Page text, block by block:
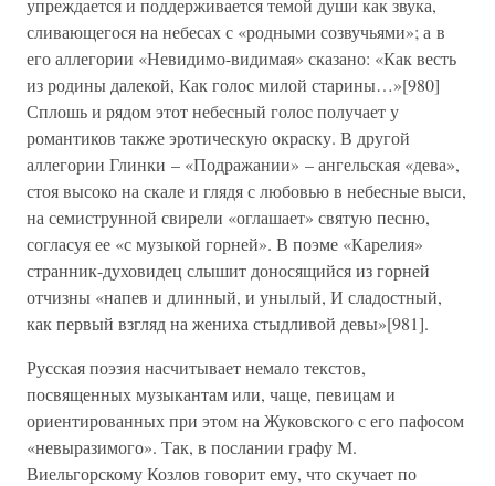
упреждается и поддерживается темой души как звука,
сливающегося на небесах с «родными созвучьями»; а в
его аллегории «Невидимо-видимая» сказано: «Как весть
из родины далекой, Как голос милой старины…»[980]
Сплошь и рядом этот небесный голос получает у
романтиков также эротическую окраску. В другой
аллегории Глинки – «Подражании» – ангельская «дева»,
стоя высоко на скале и глядя с любовью в небесные выси,
на семиструнной свирели «оглашает» святую песню,
согласуя ее «с музыкой горней». В поэме «Карелия»
странник-духовидец слышит доносящийся из горней
отчизны «напев и длинный, и унылый, И сладостный,
как первый взгляд на жениха стыдливой девы»[981].
Русская поэзия насчитывает немало текстов,
посвященных музыкантам или, чаще, певицам и
ориентированных при этом на Жуковского с его пафосом
«невыразимого». Так, в послании графу М.
Виельгорскому Козлов говорит ему, что скучает по